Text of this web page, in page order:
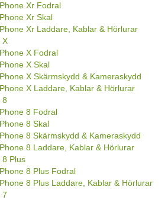
Xr Fodral
Xr Skal
Xr Laddare, Kablar & Hörlurar
X
X Fodral
X Skal
X Skärmskydd & Kameraskydd
X Laddare, Kablar & Hörlurar
8
8 Fodral
8 Skal
8 Skärmskydd & Kameraskydd
8 Laddare, Kablar & Hörlurar
8 Plus
8 Plus Fodral
8 Plus Laddare, Kablar & Hörlurar
7